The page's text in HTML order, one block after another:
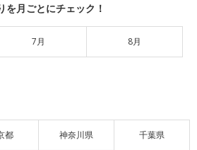
を月ごとにチェック！
7月 8月
都 神奈川県 千葉県